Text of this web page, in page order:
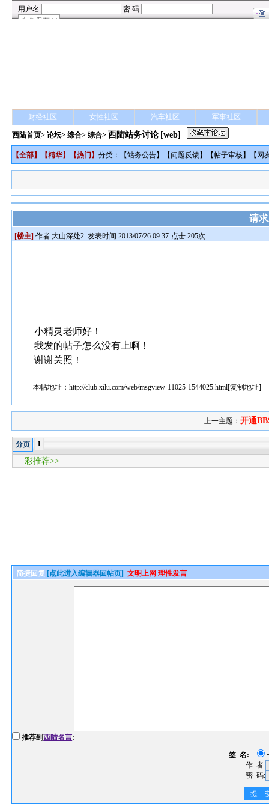
财经社区 女性社区 汽车社区 军事社区
西陆首页>论坛>综合> 综合> 西陆站务讨论 [web]
【全部】【精华】【热门 】分类：【站务公告】【问题反馈】【帖子审核】【 网
请
[楼主] 作者:大山深处2 发表时间:2013/07/26 09:37 点击:205次
小精灵老师好！
我发的帖子怎么没有上啊！
谢谢关照！
本帖地址：http://club.xilu.com/web/msgview-11025-1544025.html[复制地址]
上一主题：开通
分页 1
彩推荐>>
简捷回复 [点此进入编辑器回帖页] 文明上网 理性发言
推荐到西陆名言:
签 名:
作 者:
密 码:
提